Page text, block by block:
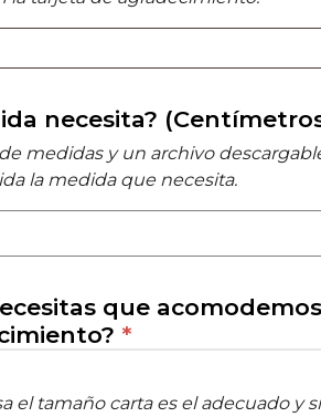
necesita?
medidas y un archivo
la medida que necesita.
que
*
el tamaño carta es el adecuado y si